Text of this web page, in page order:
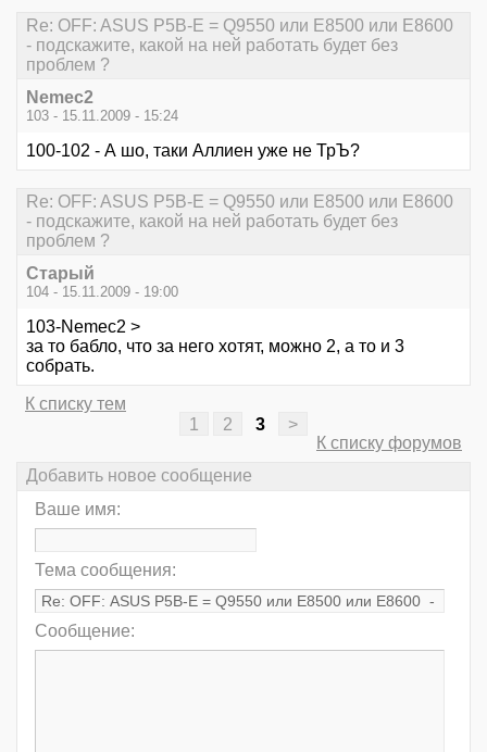
Re: OFF: ASUS P5B-E = Q9550 или E8500 или Е8600
- подскажите, какой на ней работать будет без
проблем ?
Nemec2
103 - 15.11.2009 - 15:24
100-102 - А шо, таки Аллиен уже не ТрЪ?
Re: OFF: ASUS P5B-E = Q9550 или E8500 или Е8600
- подскажите, какой на ней работать будет без
проблем ?
Старый
104 - 15.11.2009 - 19:00
103-Nemec2 >
за то бабло, что за него хотят, можно 2, а то и 3
собрать.
К списку тем
1
2 3
>
К списку форумов
Добавить новое сообщение
Ваше имя:
Тема сообщения:
Сообщение: